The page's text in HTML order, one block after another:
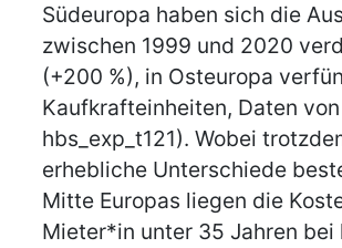
Südeuropa haben sich die
zwischen 1999 und 2020
(+200 %), in Osteuropa
Kaufkrafteinheiten, Daten
hbs_exp_t121). Wobei
erhebliche Unterschiede
Mitte Europas liegen die
Mieter*in unter 35 Jahren bei